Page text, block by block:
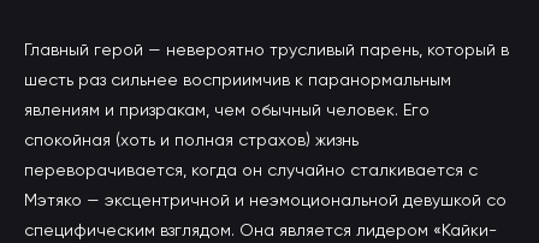
Главный герой — невероятно трусливый парень, который в
шесть раз сильнее восприимчив к паранормальным
явлениям и призракам, чем обычный человек. Его
спокойная (хоть и полная страхов) жизнь
переворачивается, когда он случайно сталкивается с
Мэтяко — эксцентричной и неэмоциональной девушкой со
специфическим взглядом. Она является лидером «Кайки-